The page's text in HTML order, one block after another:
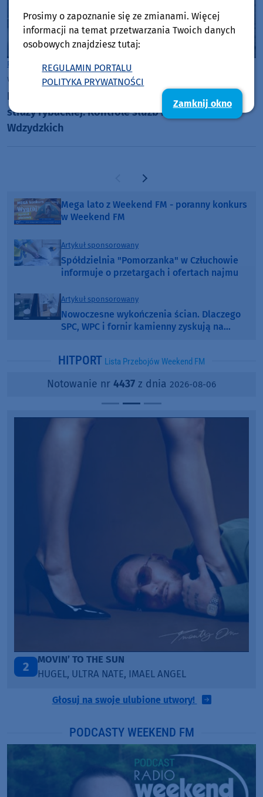
Powiat Kościerski
wtorek, 14 lipca 2026, 09:53 5
Bezpieczeństwo na wodzie po nadzorem policji i
straży rybackiej. Kontrole służb na Jeziorach
Wdzydzkich
Poprzednia strona
Następna strona
Mega lato z Weekend FM - poranny konkurs
w Weekend FM
Artykuł sponsorowany
Spółdzielnia "Pomorzanka" w Człuchowie
informuje o przetargach i ofertach najmu
Artykuł sponsorowany
Nowoczesne wykończenia ścian. Dlaczego
SPC, WPC i fornir kamienny zyskują na
HITPORT Lista Przebojów Weekend FM
Notowanie nr 4437 z dnia 2026-08-06
2
MOVIN’ TO THE SUN
HUGEL, ULTRA NATE, IMAEL ANGEL
Głosuj na swoje ulubione utwory!
PODCASTY WEEKEND FM
Prosimy o zapoznanie się ze zmianami. Więcej
informacji na temat przetwarzania Twoich danych
osobowych znajdziesz tutaj:
REGULAMIN PORTALU
POLITYKA PRYWATNOŚCI
Zamknij okno